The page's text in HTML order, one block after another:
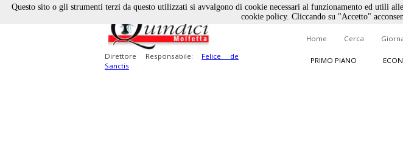
Direttore Responsabile: Felice de
Sanctis
Home Cerca
PRIMO PIANO
Questo sito o gli strumenti terzi da questo utilizzati si avvalgono di cookie necessari al funzionamento ed utili
cookie policy. Cliccando su "Accetto"